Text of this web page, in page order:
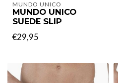
MUNDO UNICO
MUNDO UNICO
SUEDE SLIP
€29,95